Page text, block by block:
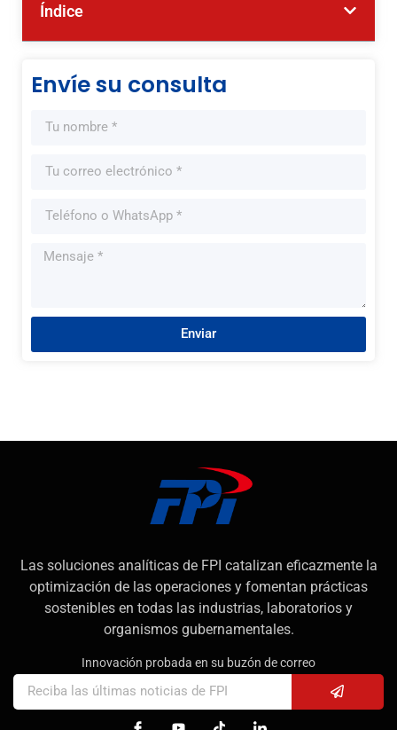
Índice
Envíe su consulta
Enviar
Las soluciones analíticas de FPI catalizan eficazmente la
optimización de las operaciones y fomentan prácticas
sostenibles en todas las industrias, laboratorios y
organismos gubernamentales.
Innovación probada en su buzón de correo